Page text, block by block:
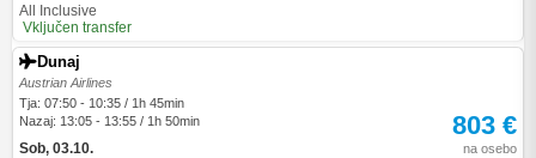
All Inclusive
Vključen transfer
Dunaj
Austrian Airlines
Tja: 07:50 - 10:35 / 1h 45min
Nazaj: 13:05 - 13:55 / 1h 50min
Sob, 03.10.
803 €
na osebo